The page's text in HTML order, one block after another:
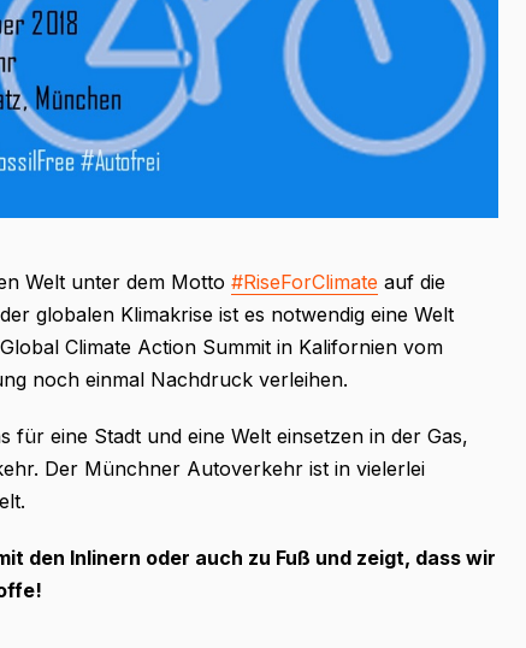
Welt unter dem Motto #RiseForClimate auf die
globalen Klimakrise ist es notwendig eine Welt
Climate Action Summit in Kalifornien vom
noch einmal Nachdruck verleihen.
eine Stadt und eine Welt einsetzen in der Gas,
Der Münchner Autoverkehr ist in vielerlei
den Inlinern oder auch zu Fuß und zeigt, dass wir